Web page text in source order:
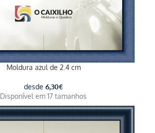
Moldura azul de 2.4 cm
desde 6,30€
Disponível em 17 tamanhos